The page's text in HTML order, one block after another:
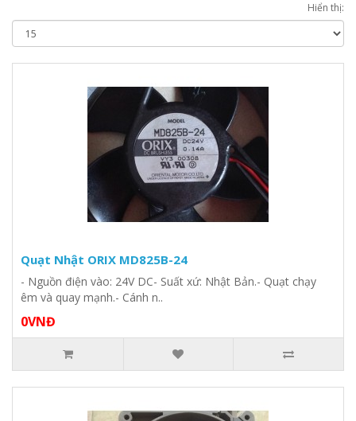
Hiển thị:
Quạt Nhật ORIX MD825B-24
- Nguồn điện vào: 24V DC- Suất xứ: Nhật Bản.- Quạt chạy
êm và quay mạnh.- Cánh n..
0VNĐ